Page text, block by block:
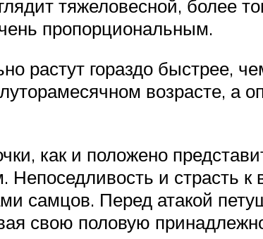
тяжеловесной, более
пропорциональным.
растут гораздо быстрее,
возрасте, а
как и положено
Непоседливость и страсть
самцов. Перед атакой
свою половую